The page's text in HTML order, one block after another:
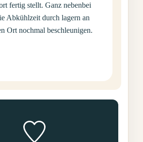
fertig stellt. Ganz nebenbei
Abkühlzeit durch lagern an
Ort nochmal beschleunigen.